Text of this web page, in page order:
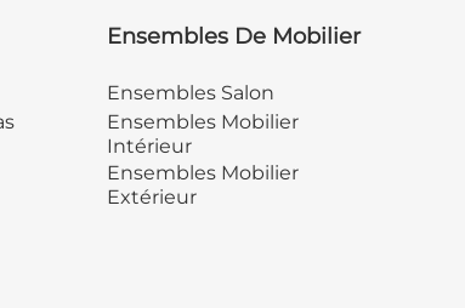
Ensembles De Mobilier
Ensembles Salon
Ensembles Mobilier
Intérieur
Ensembles Mobilier
Extérieur